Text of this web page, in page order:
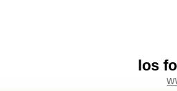
los